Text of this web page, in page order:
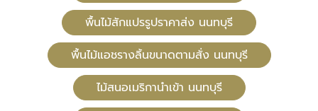
พื้นไม้สักแปรรูปราคาส่ง นนทบุรี
พื้นไม้แอชรางลิ้นขนาดตามสั่ง นนทบุรี
ไม้สนอเมริกานำเข้า นนทบุรี